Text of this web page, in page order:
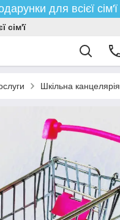
для всієї сім'ї
сім'ї
Шкільна канцелярія